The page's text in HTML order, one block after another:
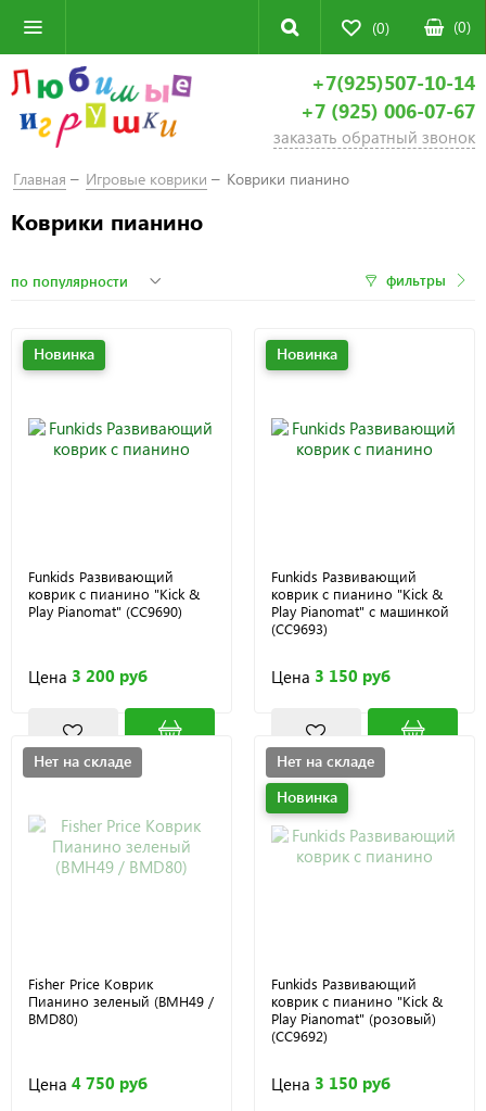
(0) (0)
+7(925)507-10-14
+7 (925) 006-07-67
заказать обратный звонок
Главная Игровые коврики Коврики пианино
Коврики пианино
фильтры
Новинка
Funkids Развивающий
коврик с пианино "Kick &
Play Pianomat" (CC9690)
Цена 3 200 руб
Новинка
Funkids Развивающий
коврик с пианино "Kick &
Play Pianomat" с машинкой
(CC9693)
Цена 3 150 руб
Нет на складе
Fisher Price Коврик
Пианино зеленый (BMH49 /
BMD80)
Цена 4 750 руб
Нет на складе
Новинка
Funkids Развивающий
коврик с пианино "Kick &
Play Pianomat" (розовый)
(CC9692)
Цена 3 150 руб